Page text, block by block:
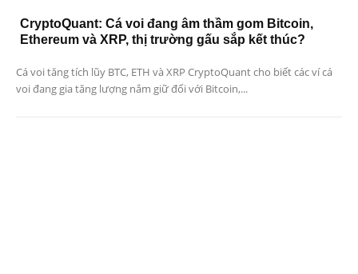
CryptoQuant: Cá voi đang âm thầm gom Bitcoin,
Ethereum và XRP, thị trường gấu sắp kết thúc?
Cá voi tăng tích lũy BTC, ETH và XRP CryptoQuant cho biết các ví cá
voi đang gia tăng lượng nắm giữ đối với Bitcoin,...